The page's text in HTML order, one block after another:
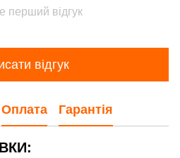
перший відгук
відгук
Оплата Гарантія